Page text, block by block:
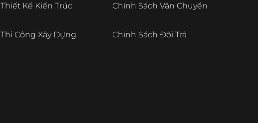
Thiết Kế Kiến Trúc
Thi Công Xây Dựng
Chính Sách Vận Chuyển
Chính Sách Đổi Trả